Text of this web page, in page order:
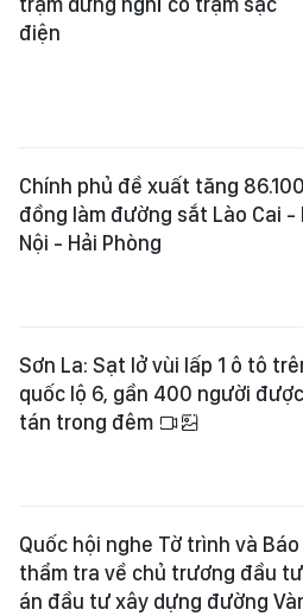
điện
Chính phủ đề xuất tăng
đồng làm đường sắt Lào Cai -
Nội - Hải Phòng
Sơn La: Sạt lở vùi lấp 1 ô tô
quốc lộ 6, gần 400 người
tán trong đêm
Quốc hội nghe Tờ trình và
thẩm tra về chủ trương đầu
án đầu tư xây dựng đường